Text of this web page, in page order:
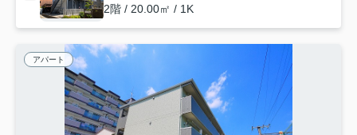
2階 / 20.00㎡ / 1K
アパート